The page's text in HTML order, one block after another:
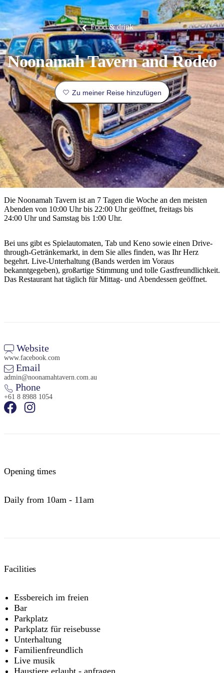
Die
beliebtesten
Orte
Outback
und
outdoor
Nach
Region
erkunden
Nationalpark
Park
Tiwi-
Inseln
East
Arnhem
Land
Mataranka
Nitmiluk-
Nationalpark
Karlu
Karlu
/
Devils
Marbles
Maguk
Tjorita
/
West-
MacDonnell-
Nationalpark
Aktivitäten
Erlebnisse
Reisetyp
Top
10
Listen
Glamping
Luxuserlebnisse
Gaumenfreuden
Geschichte
und
Erbe
Festivals
und
Veranstaltungen
Angeln
Reiseplanung
Planen
&
Buchen
Praktische
Infos
Planungstools
Suche:
up
Food & drink
Noonamah Tavern and Rodeo
Zu meiner Reise hinzufügen
Die Noonamah Tavern ist an 7 Tagen die Woche an den meisten
Abenden von 10:00 Uhr bis 22:00 Uhr geöffnet, freitags bis
24:00 Uhr und Samstag bis 1:00 Uhr.
Bei uns gibt es Spielautomaten, Tab und Keno sowie einen Drive-
through-Getränkemarkt, in dem Sie alles finden, was Ihr Herz
begehrt. Live-Unterhaltung (Bands werden im Voraus
bekanntgegeben), großartige Stimmung und tolle Gastfreundlichkeit.
Das Restaurant hat täglich für Mittag- und Abendessen geöffnet.
Website
www.facebook.com
Email
admin@noonamahtavern.com.au
Phone
+61 8 8988 1054
Opening times
Daily from 10am - 11am
Facilities
Essbereich im freien
Bar
Parkplatz
Parkplatz für reisebusse
Unterhaltung
Familienfreundlich
Live musik